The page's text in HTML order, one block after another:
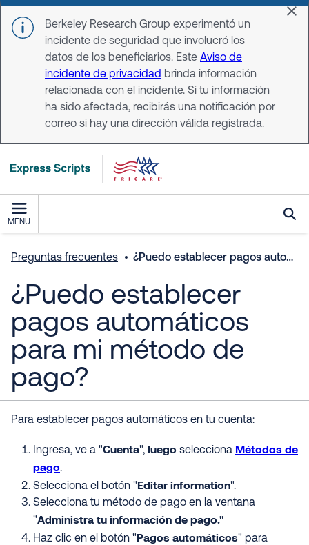
Skip to main content
Berkeley Research Group experimentó un
incidente de seguridad que involucró los
datos de los beneficiarios. Este Aviso de
incidente de privacidad brinda información
relacionada con el incidente. Si tu información
ha sido afectada, recibirás una notificación por
correo si hay una dirección válida registrada.
MENU
Preguntas frecuentes ¿Puedo establecer pagos automáticos para mi método de pago?
¿Puedo establecer
pagos automáticos
para mi método de
pago?
Para establecer pagos automáticos en tu cuenta:
Ingresa, ve a "Cuenta", luego selecciona Métodos de
pago.
Selecciona el botón "Editar information".
Selecciona tu método de pago en la ventana
"Administra tu información de pago."
Haz clic en el botón "Pagos automáticos" para